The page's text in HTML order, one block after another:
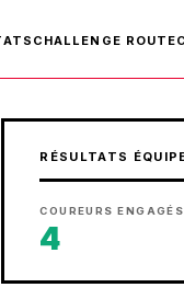
CHALLENGE ROUTE
RÉSULTATS
COUREURS ENGAGÉS
4